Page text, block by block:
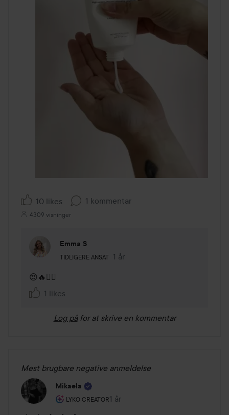
10 likes 1 kommentar
4309 visninger
Emma S
TIDLIGERE ANSAT
Brugerens rolle: Tidligere ansat.
1 år
Kommentaren lades 1 år
😍🔥❤️‍🔥
1 likes
Log på for at skrive en kommentar
Mest brugbare negative anmeldelse
Mikaela
LYKO CREATOR
Brugerens rolle: Lyko Creator.
1 år
Posten blev oprettet 1 år